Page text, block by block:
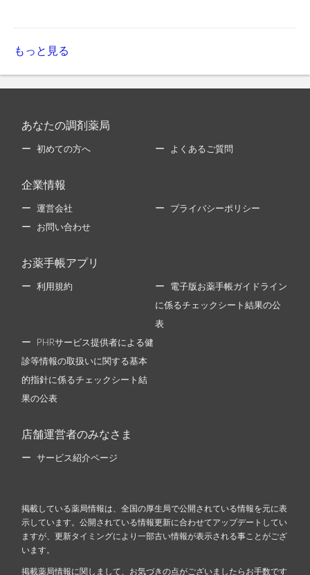
もっと見る
あなたの調剤薬局
初めての方へ よくあるご質問
企業情報
運営会社 プライバシーポリシー
お問い合わせ
お薬手帳アプリ
利用規約 電子版お薬手帳ガイドライン
に係るチェックシート結果の公
表
PHRサービス提供者による健
診等情報の取扱いに関する基本
的指針に係るチェックシート結
果の公表
店舗運営者のみなさま
サービス紹介ページ
掲載している薬局情報は、全国の厚生局で公開されている情報を元に表
示しています。公開されている情報更新に合わせてアップデートしてい
ますが、更新タイミングにより一部古い情報が表示される事ことがござ
います。
掲載薬局情報に関しまして、お気づきの点がございましたらお手数です